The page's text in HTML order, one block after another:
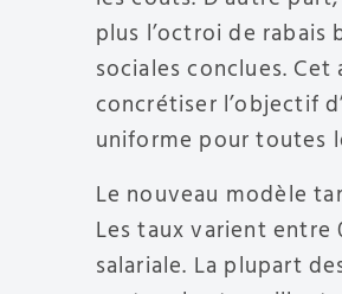
plus l’octroi de rabais
sociales conclues.
concrétiser l’objectif
uniforme pour
Le nouveau modèle
Les taux varient entre
salariale. La plupart